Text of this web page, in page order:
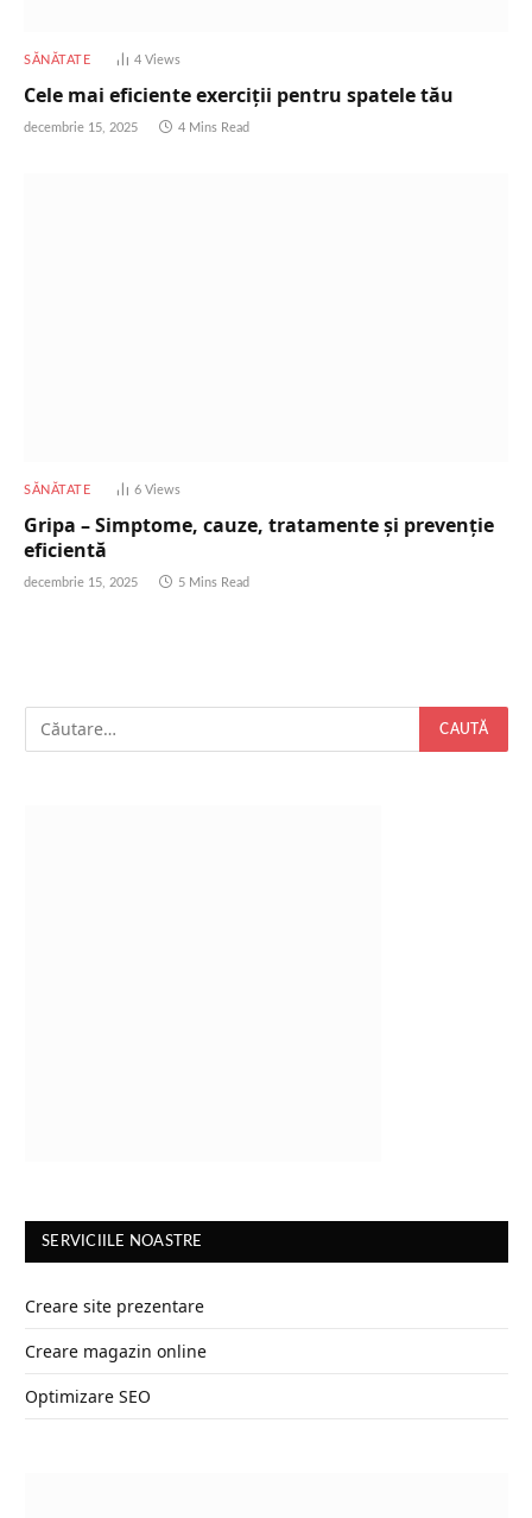
SĂNĂTATE 4Views
Cele mai eficiente exerciții pentru spatele tău
decembrie 15, 2025 4 Mins Read
SĂNĂTATE 6Views
Gripa – Simptome, cauze, tratamente și prevenție
eficientă
decembrie 15, 2025 5 Mins Read
SERVICIILE NOASTRE
Creare site prezentare
Creare magazin online
Optimizare SEO